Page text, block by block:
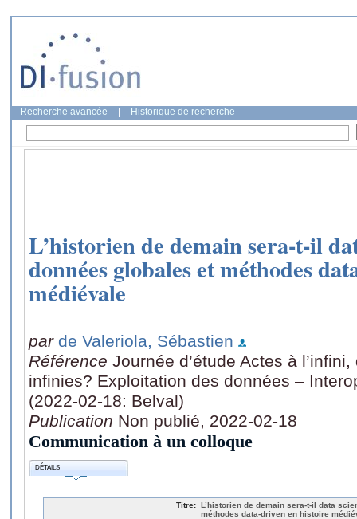
Recherche avancée Historique de recherche
L’historien de demain sera-t-il
données globales et méthodes
médiévale
par de Valeriola, Sébastien
Référence Journée d’étude Actes à
infinies? Exploitation des données –
(2022-02-18: Belval)
Publication Non publié, 2022-02-18
Communication à un colloque
DÉTAILS
Titre: L’historien de demain sera-t-il data
méthodes data-driven en histoire